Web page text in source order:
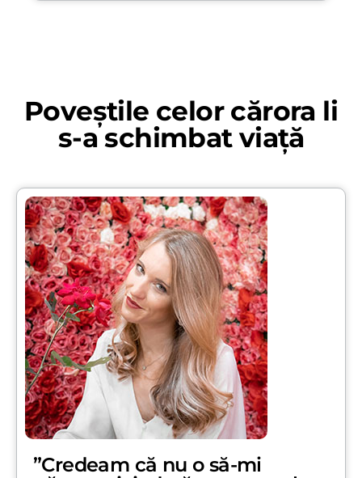
Poveștile celor cărora li
s-a schimbat viață
”Credeam că nu o să-mi